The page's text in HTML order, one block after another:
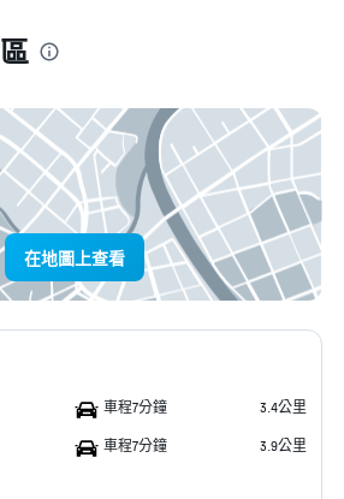
在地圖上查看
車程7分鐘 3.4公里
車程7分鐘 3.9公里